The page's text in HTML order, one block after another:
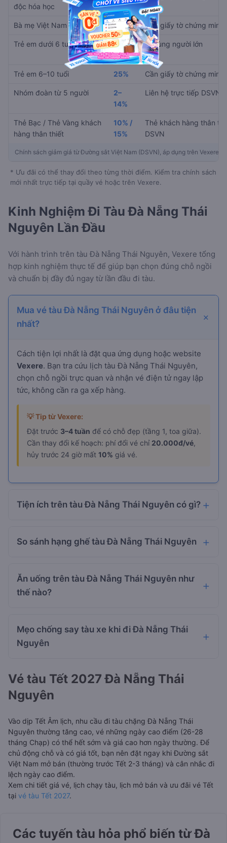
Chính sách giảm giá từ Đường sắt Việt Nam (DSVN), áp dụng trên Vexere
độc hóa học
Bà mẹ Việt Nam anh hùng 90% Cần giấy tờ chứng minh
Trẻ em dưới 6 tuổi
Miễn
phí
Đi cùng người lớn
Trẻ em 6–10 tuổi 25% Cần giấy tờ chứng minh
Nhóm đoàn từ 5 người
2–
14%
Liên hệ trực tiếp DSVN
Thẻ Bạc / Thẻ Vàng khách
hàng thân thiết
10% /
15%
Thẻ khách hàng thân
DSVN
* Ưu đãi có thể thay đổi theo từng thời điểm. Kiểm tra chính sách
mới nhất trực tiếp tại quầy vé hoặc trên Vexere.
Kinh Nghiệm Đi Tàu Đà Nẵng Thái
Nguyên Lần Đầu
Với hành trình trên tàu Đà Nẵng Thái Nguyên, Vexere tổng
hợp kinh nghiệm thực tế để giúp bạn chọn đúng chỗ ngồi
và chuẩn bị đầy đủ ngay từ lần đầu đi tàu.
Mua vé tàu Đà Nẵng Thái Nguyên ở đâu tiện
nhất?
Cách tiện lợi nhất là đặt qua ứng dụng hoặc website
Vexere. Bạn tra cứu lịch tàu Đà Nẵng Thái Nguyên,
chọn chỗ ngồi trực quan và nhận vé điện tử ngay lập
tức, không cần ra ga xếp hàng.
💡 Tip từ Vexere:
Đặt trước 3–4 tuần để có chỗ đẹp (tầng 1, toa giữa).
Cần thay đổi kế hoạch: phí đổi vé chỉ 20.000đ/vé,
hủy trước 24 giờ mất 10% giá vé.
Tiện ích trên tàu Đà Nẵng Thái Nguyên có gì?
So sánh hạng ghế tàu Đà Nẵng Thái Nguyên
Ăn uống trên tàu Đà Nẵng Thái Nguyên như
thế nào?
Mẹo chống say tàu xe khi đi Đà Nẵng Thái
Nguyên
Vé tàu Tết 2027 Đà Nẵng Thái
Nguyên
Vào dịp Tết Âm lịch, nhu cầu đi tàu chặng Đà Nẵng Thái
Nguyên thường tăng cao, vé những ngày cao điểm (26-28
tháng Chạp) có thể hết sớm và giá cao hơn ngày thường. Để
chủ động chỗ và có giá tốt, bạn nên đặt ngay khi Đường sắt
Việt Nam mở bán (thường trước Tết 2-3 tháng) và cân nhắc đi
lệch ngày cao điểm.
Xem chi tiết giá vé, lịch chạy tàu, lịch mở bán và ưu đãi vé Tết
tại vé tàu Tết 2027.
Các tuyến tàu hỏa phổ biến từ Đà